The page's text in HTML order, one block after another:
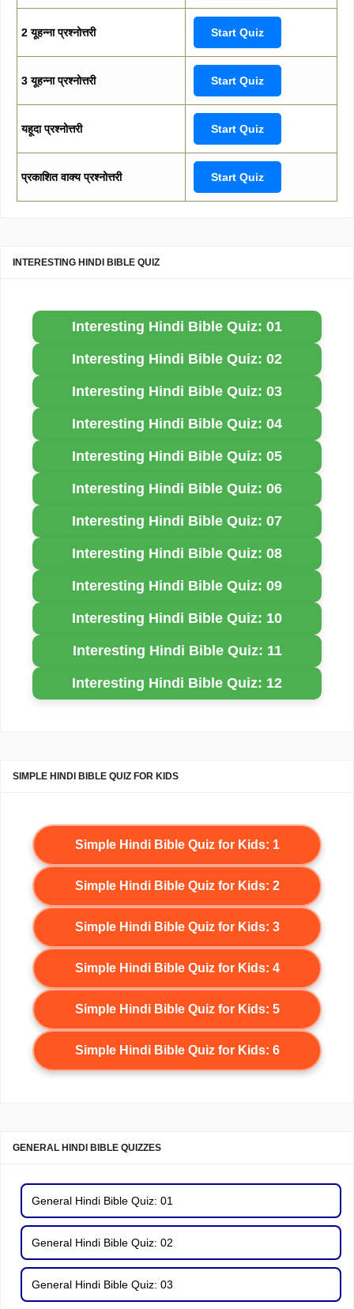
2 यूहन्ना प्रश्नोत्तरी Start Quiz
3 यूहन्ना प्रश्नोत्तरी Start Quiz
यहूदा प्रश्नोत्तरी Start Quiz
प्रकाशित वाक्य प्रश्नोत्तरी Start Quiz
INTERESTING HINDI BIBLE QUIZ
Interesting Hindi Bible Quiz: 01
Interesting Hindi Bible Quiz: 02
Interesting Hindi Bible Quiz: 03
Interesting Hindi Bible Quiz: 04
Interesting Hindi Bible Quiz: 05
Interesting Hindi Bible Quiz: 06
Interesting Hindi Bible Quiz: 07
Interesting Hindi Bible Quiz: 08
Interesting Hindi Bible Quiz: 09
Interesting Hindi Bible Quiz: 10
Interesting Hindi Bible Quiz: 11
Interesting Hindi Bible Quiz: 12
SIMPLE HINDI BIBLE QUIZ FOR KIDS
Simple Hindi Bible Quiz for Kids: 1
Simple Hindi Bible Quiz for Kids: 2
Simple Hindi Bible Quiz for Kids: 3
Simple Hindi Bible Quiz for Kids: 4
Simple Hindi Bible Quiz for Kids: 5
Simple Hindi Bible Quiz for Kids: 6
GENERAL HINDI BIBLE QUIZZES
General Hindi Bible Quiz: 01
General Hindi Bible Quiz: 02
General Hindi Bible Quiz: 03